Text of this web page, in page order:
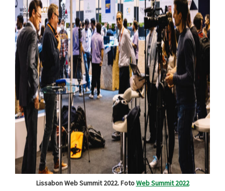
Lissabon Web Summit 2022. FotoWeb Summit 2022